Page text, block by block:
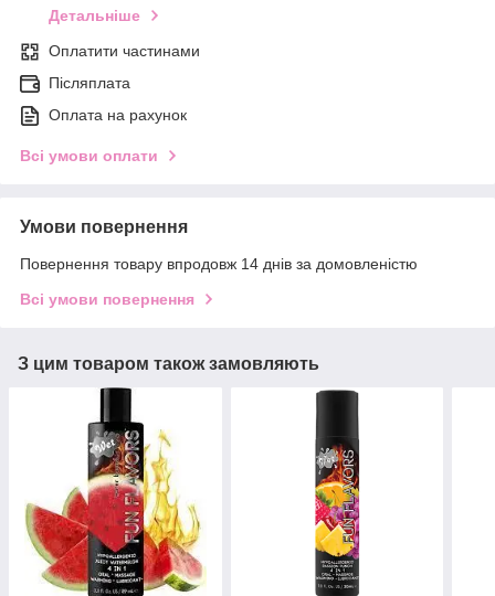
Детальніше
Оплатити частинами
Післяплата
Оплата на рахунок
Всі умови оплати
Умови повернення
Повернення товару впродовж 14 днів за домовленістю
Всі умови повернення
З цим товаром також замовляють